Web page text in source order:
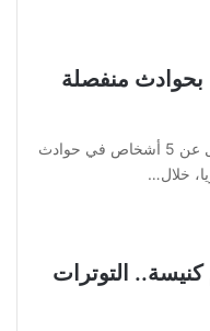
بحوادث منفصلة
آفرين علو ـ xeber24.net قُتل ما لا يقل عن 5 أشخاص في حوادث
خلال…
التوترات